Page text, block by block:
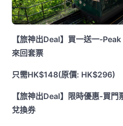
【旅神出Deal】買一送一-
來回套票
只需HK$148(原價: HK$296)
【旅神出Deal】限時優惠-買
兌換券